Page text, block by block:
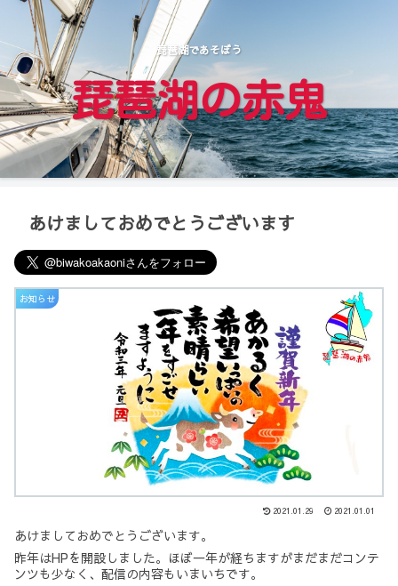
琵琶湖であそぼう
琵琶湖の赤鬼
あけましておめでとうございます
お知らせ
2021.01.29 2021.01.01
あけましておめでとうございます。
昨年はHPを開設しました。ほぼ一年が経ちますがまだまだコンテ
ンツも少なく、配信の内容もいまいちです。